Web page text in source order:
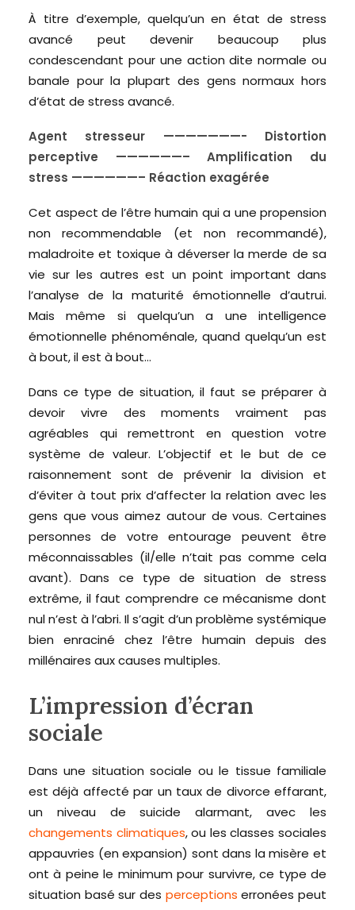
À titre d’exemple, quelqu’un en état de stress
avancé peut devenir beaucoup plus
condescendant pour une action dite normale ou
banale pour la plupart des gens normaux hors
d’état de stress avancé.
Agent stresseur ———————- Distortion
perceptive ——————– Amplification du
stress ——————– Réaction exagérée
Cet aspect de l’être humain qui a une propension
non recommendable (et non recommandé),
maladroite et toxique à déverser la merde de sa
vie sur les autres est un point important dans
l’analyse de la maturité émotionnelle d’autrui.
Mais même si quelqu’un a une intelligence
émotionnelle phénoménale, quand quelqu’un est
à bout, il est à bout…
Dans ce type de situation, il faut se préparer à
devoir vivre des moments vraiment pas
agréables qui remettront en question votre
système de valeur. L’objectif et le but de ce
raisonnement sont de prévenir la division et
d’éviter à tout prix d’affecter la relation avec les
gens que vous aimez autour de vous. Certaines
personnes de votre entourage peuvent être
méconnaissables (il/elle n’tait pas comme cela
avant). Dans ce type de situation de stress
extrême, il faut comprendre ce mécanisme dont
nul n’est à l’abri. Il s’agit d’un problème systémique
bien enraciné chez l’être humain depuis des
millénaires aux causes multiples.
L’impression d’écran
sociale
Dans une situation sociale ou le tissue familiale
est déjà affecté par un taux de divorce effarant,
un niveau de suicide alarmant, avec les
changements climatiques, ou les classes sociales
appauvries (en expansion) sont dans la misère et
ont à peine le minimum pour survivre, ce type de
situation basé sur des perceptions erronées peut